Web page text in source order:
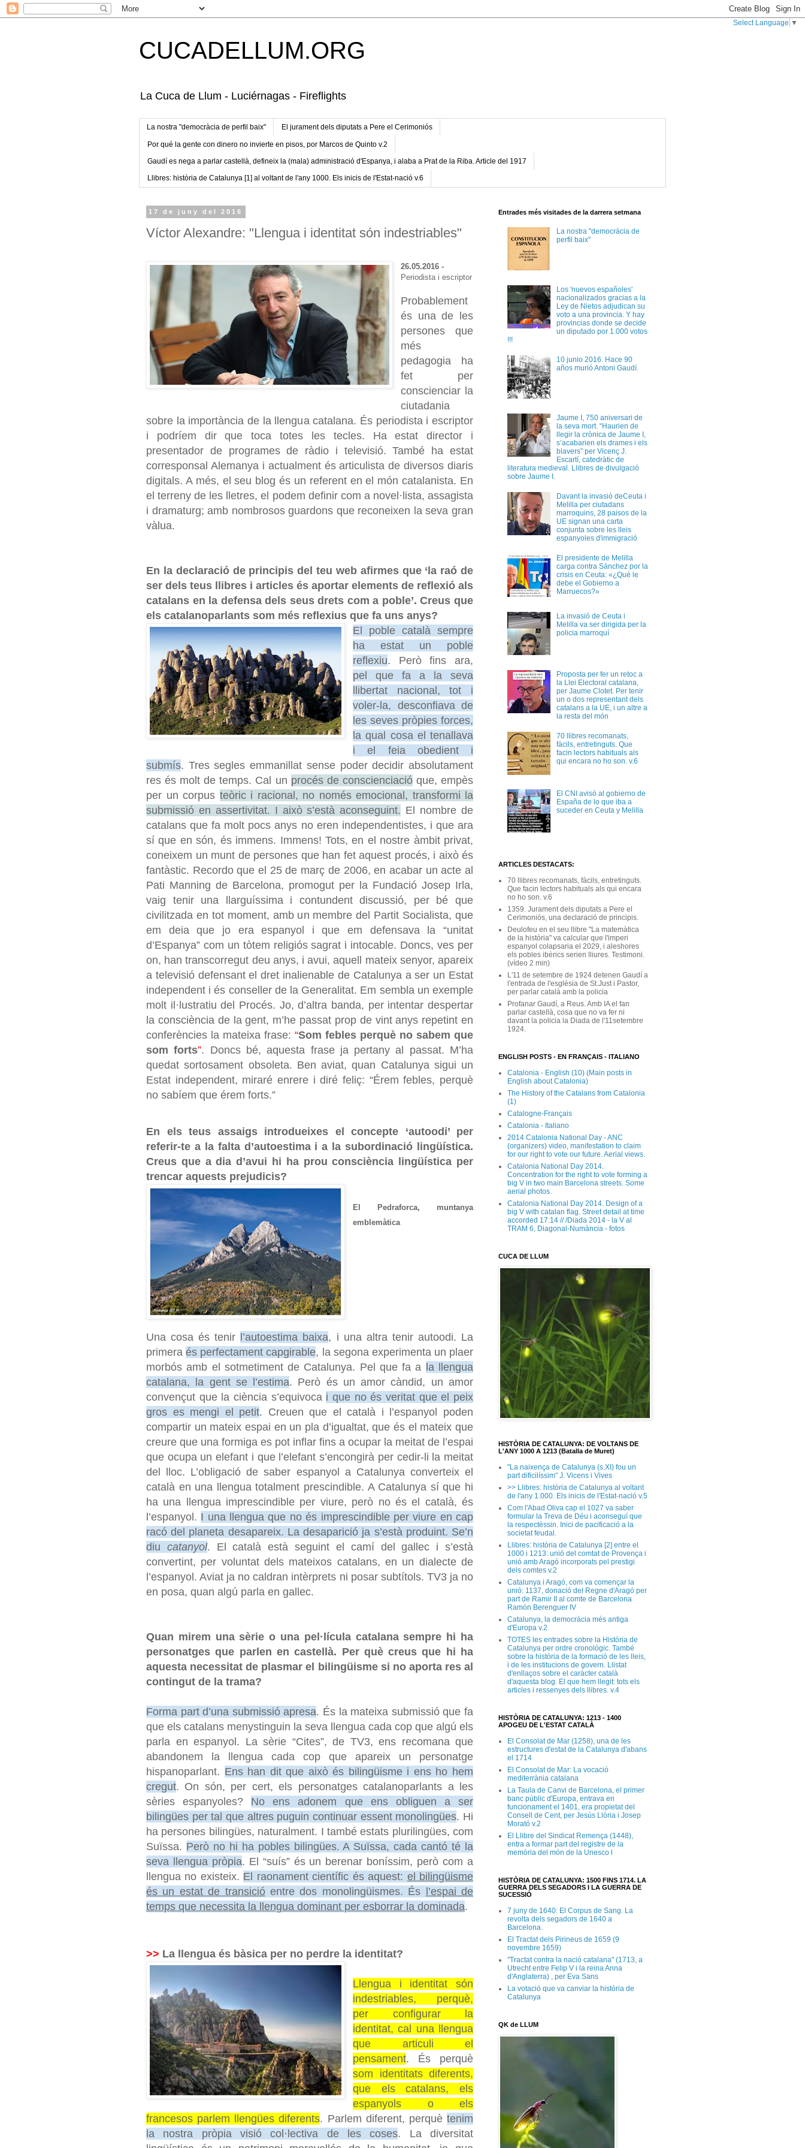
Select Language ▼
CUCADELLUM.ORG
La Cuca de Llum - Luciérnagas - Fireflights
La nostra "democràcia de perfil baix" El jurament dels diputats a Pere el Cerimoniós
Por qué la gente con dinero no invierte en pisos, por Marcos de Quinto v.2
Gaudí es nega a parlar castellà, defineix la (mala) administració d'Espanya, i alaba a Prat de la Riba. Article del 1917
Llibres: història de Catalunya [1] al voltant de l'any 1000. Els inicis de l'Estat-nació v.6
17 de juny del 2016
Víctor Alexandre: "Llengua i identitat són indestriables"
26.05.2016 -
Periodista i escriptor
Probablement
és una de les
persones que
més
pedagogia ha
fet per
conscienciar la
ciutadania
sobre la importància de la llengua catalana. És periodista i escriptor
i podríem dir que toca totes les tecles. Ha estat director i
presentador de programes de ràdio i televisió. També ha estat
corresponsal Alemanya i actualment és articulista de diversos diaris
digitals. A més, el seu blog és un referent en el món catalanista. En
el terreny de les lletres, el podem definir com a novel·lista, assagista
i dramaturg; amb nombrosos guardons que reconeixen la seva gran
vàlua.
En la declaració de principis del teu web afirmes que ‘la raó de
ser dels teus llibres i articles és aportar elements de reflexió als
catalans en la defensa dels seus drets com a poble’. Creus que
els catalanoparlants som més reflexius que fa uns anys?
El poble català sempre
ha estat un poble
reflexiu. Però fins ara,
pel que fa a la seva
llibertat nacional, tot i
voler-la, desconfiava de
les seves pròpies forces,
la qual cosa el tenallava
i el feia obedient i
submís. Tres segles emmanillat sense poder decidir absolutament
res és molt de temps. Cal un procés de conscienciacióque, empès
per un corpus teòric i racional, no només emocional, transformi la
submissió en assertivitat. I això s’està aconseguint. El nombre de
catalans que fa molt pocs anys no eren independentistes, i que ara
sí que en són, és immens. Immens! Tots, en el nostre àmbit privat,
coneixem un munt de persones que han fet aquest procés, i això és
fantàstic. Recordo que el 25 de març de 2006, en acabar un acte al
Pati Manning de Barcelona, promogut per la Fundació Josep Irla,
vaig tenir una llarguíssima i contundent discussió, per bé que
civilitzada en tot moment, amb un membre del Partit Socialista, que
em deia que jo era espanyol i que em defensava la “unitat
d’Espanya” com un tòtem religiós sagrat i intocable. Doncs, ves per
on, han transcorregut deu anys, i avui, aquell mateix senyor, apareix
a televisió defensant el dret inalienable de Catalunya a ser un Estat
independent i és conseller de la Generalitat. Em sembla un exemple
molt il·lustratiu del Procés. Jo, d’altra banda, per intentar despertar
la consciència de la gent, m’he passat prop de vint anys repetint en
conferències la mateixa frase: “Som febles perquè no sabem que
som forts”. Doncs bé, aquesta frase ja pertany al passat. M’ha
quedat sortosament obsoleta. Ben aviat, quan Catalunya sigui un
Estat independent, miraré enrere i diré feliç: “Érem febles, perquè
no sabíem que érem forts.”
En els teus assaigs introdueixes el concepte ‘autoodi’ per
referir-te a la falta d’autoestima i a la subordinació lingüística.
Creus que a dia d’avui hi ha prou consciència lingüística per
trencar aquests prejudicis?
El Pedraforca, muntanya
emblemàtica
Una cosa és tenir l’autoestima baixa, i una altra tenir autoodi. La
primeraés perfectament capgirable, la segona experimenta un plaer
morbós amb el sotmetiment de Catalunya. Pel que fa a la llengua
catalana, la gent se l’estima. Però és un amor càndid, un amor
convençut que la ciència s’equivoca i que no és veritat que el peix
gros es mengi el petit. Creuen que el català i l’espanyol poden
compartir un mateix espai en un pla d’igualtat, que és el mateix que
creure que una formiga es pot inflar fins a ocupar la meitat de l’espai
que ocupa un elefant i que l’elefant s’encongirà per cedir-li la meitat
del lloc. L’obligació de saber espanyol a Catalunya converteix el
català en una llengua totalment prescindible. A Catalunya sí que hi
ha una llengua imprescindible per viure, però no és el català, és
l’espanyol. I una llengua que no és imprescindible per viure en cap
racó del planeta desapareix. La desaparició ja s’està produint. Se’n
diu catanyol. El català està seguint el camí del gallec i s’està
convertint, per voluntat dels mateixos catalans, en un dialecte de
l’espanyol. Aviat ja no caldran intèrprets ni posar subtítols. TV3 ja no
en posa, quan algú parla en gallec.
Quan mirem una sèrie o una pel·lícula catalana sempre hi ha
personatges que parlen en castellà. Per què creus que hi ha
aquesta necessitat de plasmar el bilingüisme si no aporta res al
contingut de la trama?
Forma part d’una submissió apresa. És la mateixa submissió que fa
que els catalans menystinguin la seva llengua cada cop que algú els
parla en espanyol. La sèrie “Cites”, de TV3, ens recomana que
abandonem la llengua cada cop que apareix un personatge
hispanoparlant. Ens han dit que això és bilingüisme i ens ho hem
cregut. On són, per cert, els personatges catalanoparlants a les
sèries espanyoles? No ens adonem que ens obliguen a ser
bilingües per tal que altres puguin continuar essent monolingües. Hi
ha persones bilingües, naturalment. I també estats plurilingües, com
Suïssa. Però no hi ha pobles bilingües. A Suïssa, cada cantó té la
seva llengua pròpia. El “suís” és un berenar boníssim, però com a
llengua no existeix. El raonament científic és aquest: el bilingüisme
és un estat de transicióentre dos monolingüismes. És
l’espai de
temps que necessita la llengua dominant per esborrar la dominada.
>> La llengua és bàsica per no perdre la identitat?
Llengua i identitat són
indestriables, perquè,
per configurar la
identitat, cal una llengua
que articuli el
pensament. És perquè
som identitats diferents,
que els catalans, els
espanyols o els
francesos parlem llengües diferents. Parlem diferent, perquètenim
la nostra pròpia visió col·lectiva de les coses. La diversitat
Entrades més visitades de la darrera setmana
La nostra "democràcia de
perfil baix"
Los 'nuevos españoles'
nacionalizados gracias a la
Ley de Nietos adjudican su
voto a una provincia. Y hay
provincias donde se decide
un diputado por 1.000 votos
!!!
10 junio 2016. Hace 90
años murió Antoni Gaudí.
Jaume I, 750 aniversari de
la seva mort. “Haurien de
llegir la crònica de Jaume I,
s’acabarien els drames i els
blavers” per Vicenç J.
Escartí, catedràtic de
literatura medieval. Llibres de divulgació
sobre Jaume I.
Davant la invasió deCeuta i
Melilla per ciutadans
marroquins, 28 paisos de la
UE signan una carta
conjunta sobre les lleis
espanyoles d'immigració
El presidente de Melilla
carga contra Sánchez por la
crisis en Ceuta: «¿Qué le
debe el Gobierno a
Marruecos?»
La invasió de Ceuta i
Melilla va ser dirigida per la
policia marroquí
Proposta per fer un retoc a
la Llei Electoral catalana,
per Jaume Clotet. Per tenir
un o dos representant dels
catalans a la UE, i un altre a
la resta del món
70 llibres recomanats,
fàcils, entretinguts. Que
facin lectors habituals als
qui encara no ho son. v.6
El CNI avisó al gobierno de
España de lo que iba a
suceder en Ceuta y Melilla
ARTICLES DESTACATS:
70 llibres recomanats, fàcils, entretinguts.
Que facin lectors habituals als qui encara
no ho son. v.6
1359. Jurament dels diputats a Pere el
Cerimoniós, una declaració de principis.
Deulofeu en el seu llibre "La matemàtica
de la història" va calcular que l'imperi
espanyol colapsaria el 2029, i aleshores
els pobles ibèrics serien lliures. Testimoni.
(vídeo 2 min)
L'11 de setembre de 1924 detenen Gaudí a
l'entrada de l'església de St.Just i Pastor,
per parlar català amb la policia
Profanar Gaudí, a Reus. Amb IA el fan
parlar castellà, cosa que no va fer ni
davant la policia la Diada de l'11setembre
1924.
ENGLISH POSTS - EN FRANÇAIS - ITALIANO
Catalonia - English (10) (Main posts in
English about Catalonia)
The History of the Catalans from Catalonia
(1)
Catalogne-Français
Catalonia - Italiano
2014 Catalonia National Day - ANC
(organizers) video, manifestation to claim
for our right to vote our future. Aerial views.
Catalonia National Day 2014.
Concentration for the right to vote forming a
big V in two main Barcelona streets. Some
aerial photos.
Catalonia National Day 2014. Design of a
big V with catalan flag. Street detail at time
accorded 17:14 // /Diada 2014 - la V al
TRAM 6, Diagonal-Numància - fotos
CUCA DE LLUM
HISTÒRIA DE CATALUNYA: DE VOLTANS DE
L'ANY 1000 A 1213 (Batalla de Muret)
"La naixença de Catalunya (s.XI) fou un
part dificilíssim" J. Vicens i Vives
>> Llibres: història de Catalunya al voltant
de l'any 1.000. Els inicis de l'Estat-nació v.5
Com l'Abad Oliva cap el 1027 va saber
formular la Treva de Déu i aconseguí que
la respectèssin. Inici de pacificació a la
societat feudal.
Llibres: història de Catalunya [2] entre el
1000 i 1213: unió del comtat de Provença i
unió amb Aragó incorporats pel prestigi
dels comtes v.2
Catalunya i Aragó, com va començar la
unió: 1137, donació del Regne d'Aragó per
part de Ramir II al comte de Barcelona
Ramón Berenguer IV
Catalunya, la democràcia més antiga
d'Europa v.2
TOTES les entrades sobre la Història de
Catalunya per ordre cronològic. També
sobre la història de la formació de les lleis,
i de les institucions de govern. Llistat
d'enllaços sobre el caràcter català
d'aquesta blog. El que hem llegit: tots els
articles i ressenyes dels llibres. v.4
HISTÒRIA DE CATALUNYA: 1213 - 1400
APOGEU DE L'ESTAT CATALÀ
El Consolat de Mar (1258), una de les
estructures d'estat de la Catalunya d'abans
el 1714
El Consolat de Mar: La vocació
mediterrània catalana
La Taula de Canvi de Barcelona, el primer
banc públic d'Europa, entrava en
funcionament el 1401, era propietat del
Consell de Cent, per Jesús Llòria i Josep
Morató v.2
El Llibre del Sindicat Remença (1448),
entra a formar part del registre de la
memòria del món de la Unesco l
HISTÒRIA DE CATALUNYA: 1500 FINS 1714. LA
GUERRA DELS SEGADORS I LA GUERRA DE
SUCESSIÓ
7 juny de 1640: El Corpus de Sang. La
revolta dels segadors de 1640 a
Barcelona.
El Tractat dels Pirineus de 1659 (9
novembre 1659)
"Tractat contra la nació catalana" (1713, a
Utrecht entre Felip V i la reina Anna
d'Anglaterra) , per Eva Sans
La votació que va canviar la història de
Catalunya
QK de LLUM